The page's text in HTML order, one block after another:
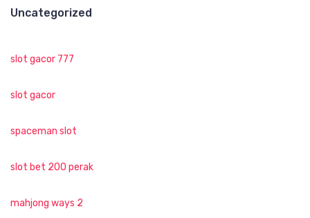
Uncategorized
slot gacor 777
slot gacor
spaceman slot
slot bet 200 perak
mahjong ways 2